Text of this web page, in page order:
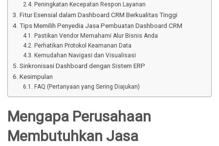
Peningkatan Kecepatan Respon Layanan
Fitur Esensial dalam Dashboard CRM Berkualitas Tinggi
Tips Memilih Penyedia Jasa Pembuatan Dashboard CRM
Pastikan Vendor Memahami Alur Bisnis Anda
Perhatikan Protokol Keamanan Data
Kemudahan Navigasi dan Visualisasi
Sinkronisasi Dashboard dengan Sistem ERP
Kesimpulan
FAQ (Pertanyaan yang Sering Diajukan)
Mengapa Perusahaan
Membutuhkan Jasa